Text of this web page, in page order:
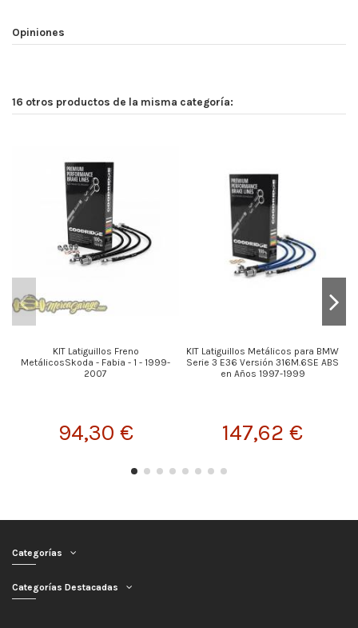
Opiniones
16 otros productos de la misma categoría:
KIT Latiguillos Freno
MetálicosSkoda - Fabia - 1 - 1999-
2007
94,30 €
KIT Latiguillos Metálicos para BMW
Serie 3 E36 Versión 316M.6SE ABS
en Años 1997-1999
147,62 €
Categorías
Categorías Destacadas